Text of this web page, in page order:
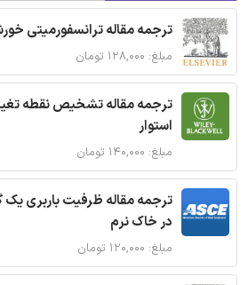
ترجمه مقاله ترانسفورمیتی
مبلغ: ۱۲۸,۰۰۰ تومان
ترجمه مقاله تشخیص نقطه
استوار
مبلغ: ۱۴۰,۰۰۰ تومان
ترجمه مقاله ظرفیت باربری
در خاک نرم
مبلغ: ۱۲۰,۰۰۰ تومان